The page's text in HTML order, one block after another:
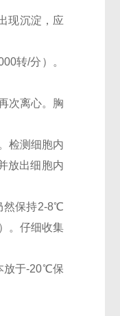
现沉淀，应
转/分）。
次离心。胸
检测细胞内
放出细胞内
然保持2-8℃
。仔细收集
放于-20℃保